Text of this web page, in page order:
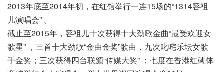
2013年底至2014年初，在红馆举行一连15场的“1314容祖
儿演唱会” 。
截止至2015年，容祖儿十次获得十大劲歌金曲“最受欢迎女
歌星” ，三首十大劲歌“金曲金奖”歌曲，九次叱咤乐坛女歌
手金奖；三次获得四台联颁“传媒大奖” ；七度在香港红磡体